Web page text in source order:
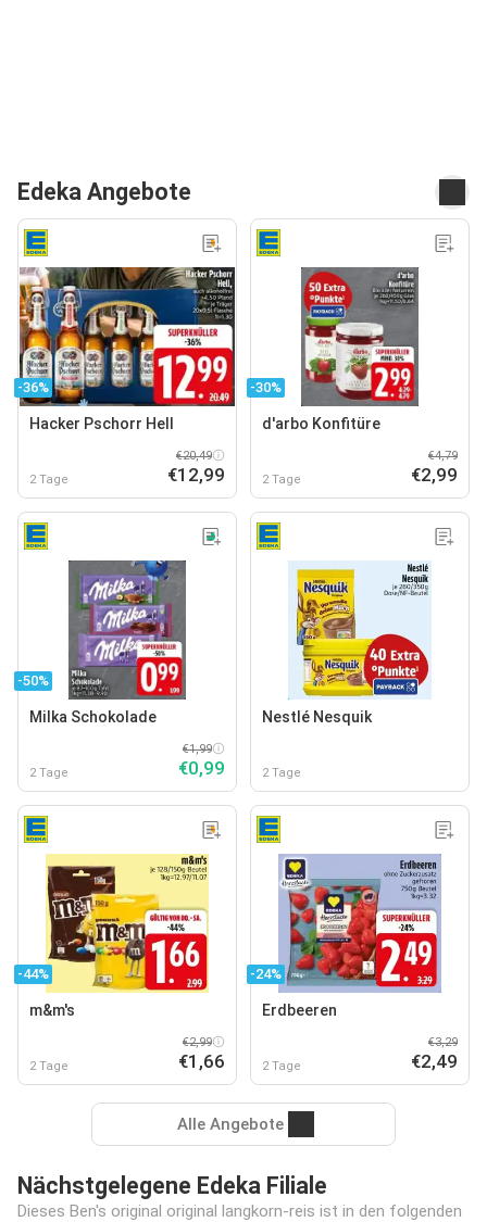
Edeka Angebote
-36%
Hacker Pschorr Hell
2 Tage
€20,49
€12,99
-30%
d'arbo Konfitüre
2 Tage
€4,79
€2,99
-50%
Milka Schokolade
2 Tage
€1,99
€0,99
Nestlé Nesquik
2 Tage
-44%
m&m's
2 Tage
€2,99
€1,66
-24%
Erdbeeren
2 Tage
€3,29
€2,49
Alle Angebote
Nächstgelegene Edeka Filiale
Dieses Ben's original original langkorn-reis ist in den folgenden